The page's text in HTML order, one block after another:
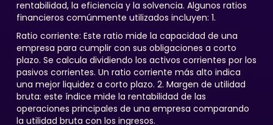
rentabilidad, la eficiencia y la solvencia. Algunos ratios
financieros comúnmente utilizados incluyen: 1.
Ratio corriente: Este ratio mide la capacidad de una
empresa para cumplir con sus obligaciones a corto
plazo. Se calcula dividiendo los activos corrientes por los
pasivos corrientes. Un ratio corriente más alto indica
una mejor liquidez a corto plazo. 2. Margen de utilidad
bruta: este índice mide la rentabilidad de las
operaciones principales de una empresa comparando
la utilidad bruta con los ingresos.